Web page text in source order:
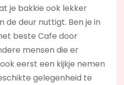
je bakkie ook lekker
de deur nuttigt. Ben je in
beste Cafe door
mensen die er
eerst een kijkje nemen
gelegenheid te